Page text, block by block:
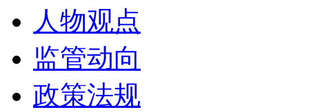
人物观点
监管动向
政策法规